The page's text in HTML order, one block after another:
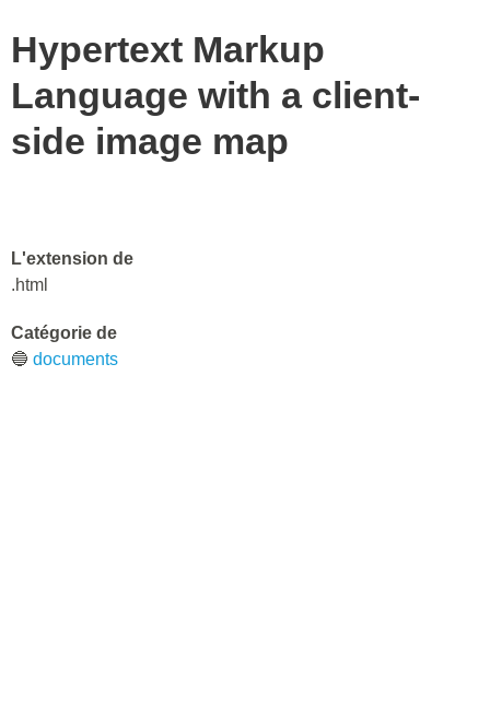
Hypertext Markup
Language with a client-
side image map
L'extension de
.html
Catégorie de
🔵 documents